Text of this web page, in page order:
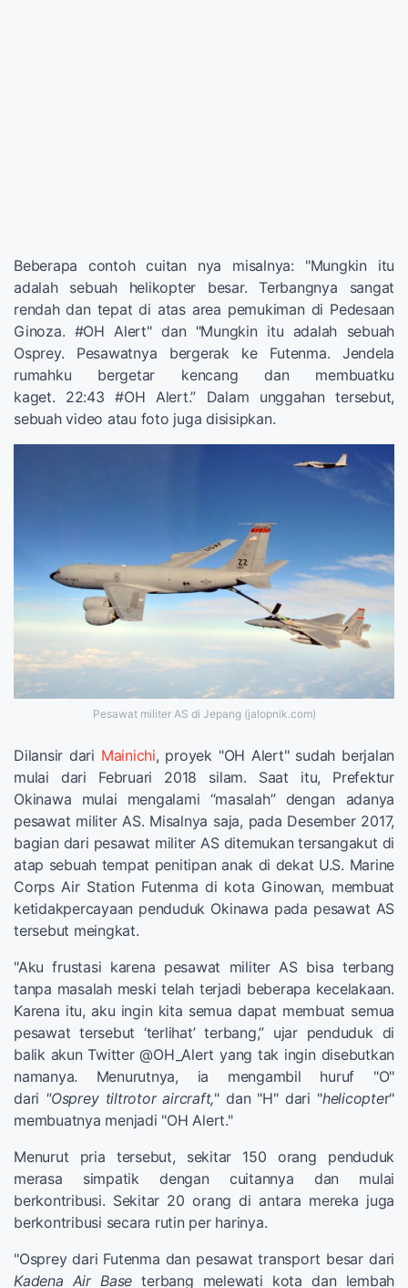
Beberapa contoh cuitan nya misalnya: "Mungkin itu
adalah sebuah helikopter besar. Terbangnya sangat
rendah dan tepat di atas area pemukiman di Pedesaan
Ginoza. #OH Alert" dan "Mungkin itu adalah sebuah
Osprey. Pesawatnya bergerak ke Futenma. Jendela
rumahku bergetar kencang dan membuatku
kaget. 22:43 #OH Alert.” Dalam unggahan tersebut,
sebuah video atau foto juga disisipkan.
Pesawat militer AS di Jepang (jalopnik.com)
Dilansir dari Mainichi, proyek "OH Alert" sudah berjalan
mulai dari Februari 2018 silam. Saat itu, Prefektur
Okinawa mulai mengalami “masalah” dengan adanya
pesawat militer AS. Misalnya saja, pada Desember 2017,
bagian dari pesawat militer AS ditemukan tersangakut di
atap sebuah tempat penitipan anak di dekat U.S. Marine
Corps Air Station Futenma di kota Ginowan, membuat
ketidakpercayaan penduduk Okinawa pada pesawat AS
tersebut meingkat.
"Aku frustasi karena pesawat militer AS bisa terbang
tanpa masalah meski telah terjadi beberapa kecelakaan.
Karena itu, aku ingin kita semua dapat membuat semua
pesawat tersebut ‘terlihat’ terbang,” ujar penduduk di
balik akun Twitter @OH_Alert yang tak ingin disebutkan
namanya. Menurutnya, ia mengambil huruf "O"
dari "Osprey tiltrotor aircraft," dan "H" dari "helicopter"
membuatnya menjadi "OH Alert."
Menurut pria tersebut, sekitar 150 orang penduduk
merasa simpatik dengan cuitannya dan mulai
berkontribusi. Sekitar 20 orang di antara mereka juga
berkontribusi secara rutin per harinya.
"Osprey dari Futenma dan pesawat transport besar dari
Kadena Air Base terbang melewati kota dan lembah